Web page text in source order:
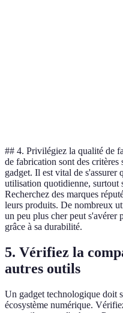
## 4. Privilégiez la qualité de
de fabrication sont des
gadget. Il est vital de s'assurer
utilisation quotidienne, surtout
Recherchez des marques
leurs produits. De nombreux
un peu plus cher peut s'avérer
grâce à sa durabilité.
5. Vérifiez la
autres outils
Un gadget technologique doit
écosystème numérique.